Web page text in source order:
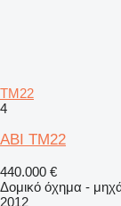
TM22
4
ABI TM22
440.000 €
Δομικό όχημα -
2012